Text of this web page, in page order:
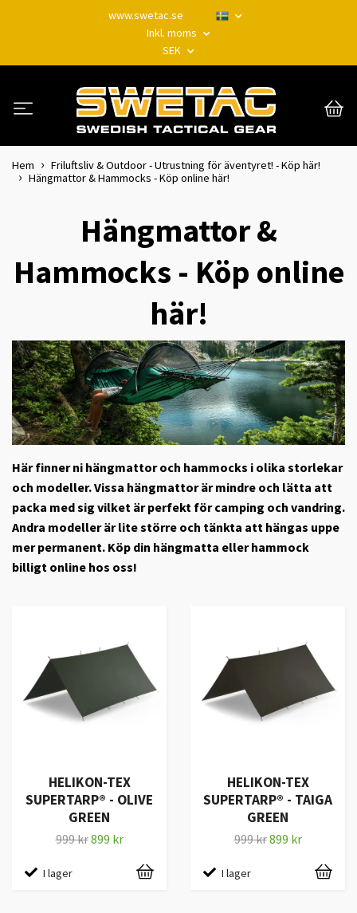
www.swetac.se
Inkl. moms
SEK
Hem
Friluftsliv & Outdoor - Utrustning för äventyret! - Köp här!
Hängmattor & Hammocks - Köp online här!
Hängmattor &
Hammocks - Köp online
här!
Här finner ni hängmattor och hammocks i olika storlekar
och modeller. Vissa hängmattor är mindre och lätta att
packa med sig vilket är perfekt för camping och vandring.
Andra modeller är lite större och tänkta att hängas uppe
mer permanent. Köp din hängmatta eller hammock
billigt online hos oss!
HELIKON-TEX
SUPERTARP® - OLIVE
GREEN
999 kr899 kr
I lager
HELIKON-TEX
SUPERTARP® - TAIGA
GREEN
999 kr899 kr
I lager